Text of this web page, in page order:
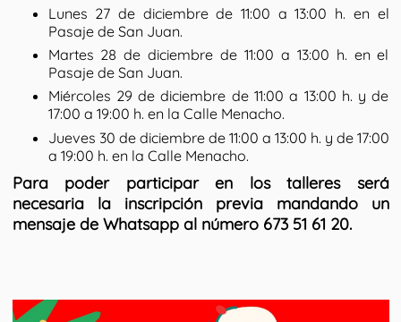
Lunes 27 de diciembre de 11:00 a 13:00 h. en el
Pasaje de San Juan.
Martes 28 de diciembre de 11:00 a 13:00 h. en el
Pasaje de San Juan.
Miércoles 29 de diciembre de 11:00 a 13:00 h. y de
17:00 a 19:00 h. en la Calle Menacho.
Jueves 30 de diciembre de 11:00 a 13:00 h. y de 17:00
a 19:00 h. en la Calle Menacho.
Para poder participar en los talleres será
necesaria la inscripción previa mandando un
mensaje de Whatsapp al número 673 51 61 20.